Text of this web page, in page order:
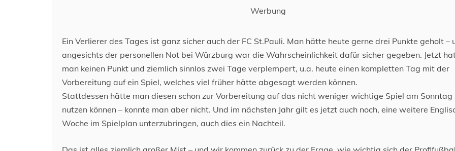
Werbung
Ein Verlierer des Tages ist ganz sicher auch der FC St.Pauli. Man hätte heute gerne drei Punkte geholt –
angesichts der personellen Not bei Würzburg war die Wahrscheinlichkeit dafür sicher gegeben. Jetzt
man keinen Punkt und ziemlich sinnlos zwei Tage verplempert, u.a. heute einen kompletten Tag mit der
Vorbereitung auf ein Spiel, welches viel früher hätte abgesagt werden können.
Stattdessen hätte man diesen schon zur Vorbereitung auf das nicht weniger wichtige Spiel am Sonntag
nutzen können – konnte man aber nicht. Und im nächsten Jahr gilt es jetzt auch noch, eine weitere
Woche im Spielplan unterzubringen, auch dies ein Nachteil.